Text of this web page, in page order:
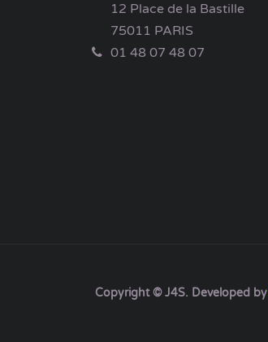
12 Place de la Bastille
75011 PARIS
01 48 07 48 07
Copyright © J4S. Developed by